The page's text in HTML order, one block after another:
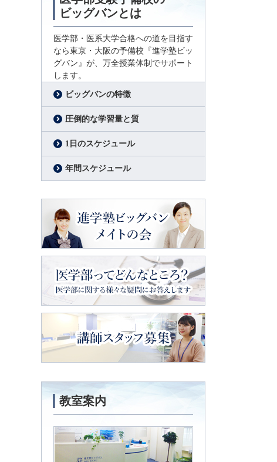
ビッグバンとは
医学部・医系大学合格への道を目指す
なら東京・大阪の予備校『進学塾ビッ
グバン』が、万全授業体制でサポート
します。
ビッグバンの特徴
圧倒的な学習量と質
1日のスケジュール
年間スケジュール
進学塾ビッグバン
メイトの会
医学部ってどんなところ？医学部に関
する様々な疑問にお答えします
教室案内